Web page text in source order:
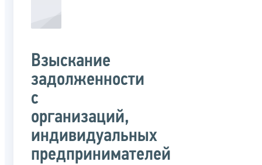
Взыскание
задолженности
с
организаций,
индивидуальных
предпринимателей